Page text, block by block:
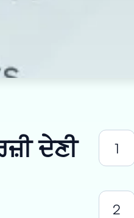
ਦੇਣੀ
1
2